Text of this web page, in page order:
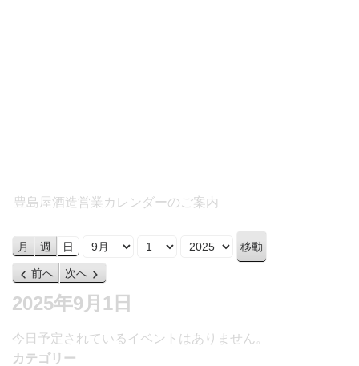
豊島屋酒造営業カレンダーのご案内
月 週 日 月 日 年
前へ 次へ
2025年9月1日
今日予定されているイベントはありません。
カテゴリー